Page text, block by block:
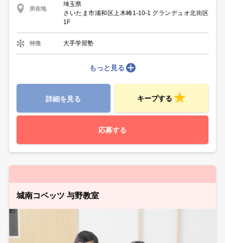
所在地
埼玉県
さいたま市浦和区上木崎1-10-1 グランデュオ北街区
1F
特徴 大手学習塾
もっと見る
詳細を見る キープする
応募する
城南コベッツ 与野教室